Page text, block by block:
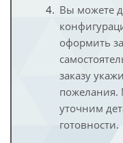
Вы можете
оформить
заказу
пожелания.
уточним
готовности.